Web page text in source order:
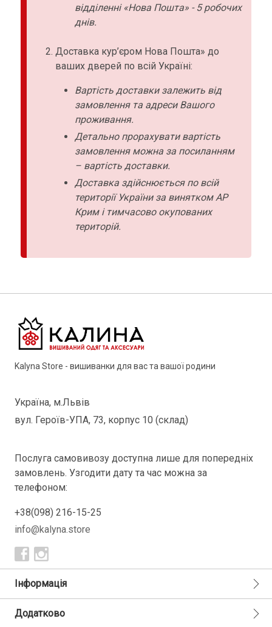
відділенні «Нова Пошта» - 5 робочих
днів.
Доставка кур’єром Нова Пошта» до
ваших дверей по всій Україні:
Вартість доставки залежить від
замовлення та адреси Вашого
проживання.
Детально прорахувати вартість
замовлення можна за посиланням
– вартість доставки.
Доставка здійснюється по всій
території України за винятком АР
Крим і тимчасово окупованих
територій.
Kalyna Store - вишиванки для вас та вашої родини
Україна, м.Львів
вул. Героїв-УПА, 73, корпус 10 (склад)
Послуга самовивозу доступна лише для попередніх
замовлень. Узгодити дату та час можна за
телефоном:
+38(098) 216-15-25
info@kalyna.store
Інформація
Додатково